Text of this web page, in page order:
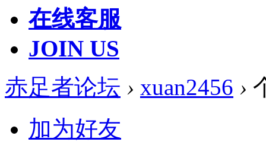
在线客服
JOIN US
赤足者论坛 › xuan2456 ›
加为好友